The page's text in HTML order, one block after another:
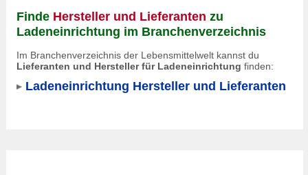
Finde Hersteller und Lieferanten zu
Ladeneinrichtung im Branchenverzeichnis
Im Branchenverzeichnis der Lebensmittelwelt kannst du
Lieferanten und Hersteller für Ladeneinrichtung finden:
Ladeneinrichtung Hersteller und Lieferanten